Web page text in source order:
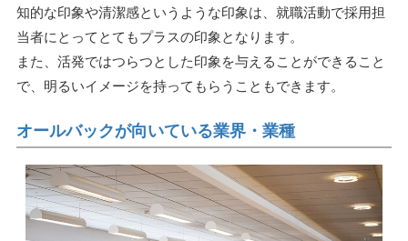
知的な印象や清潔感というような印象は、就職活動で採用担
当者にとってとてもプラスの印象となります。
また、活発ではつらつとした印象を与えることができること
で、明るいイメージを持ってもらうこともできます。
オールバックが向いている業界・業種